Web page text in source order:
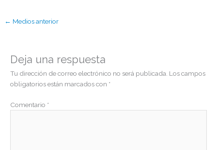
← Medios anterior
Deja una respuesta
Tu dirección de correo electrónico no será publicada. Los campos
obligatorios están marcados con *
Comentario *